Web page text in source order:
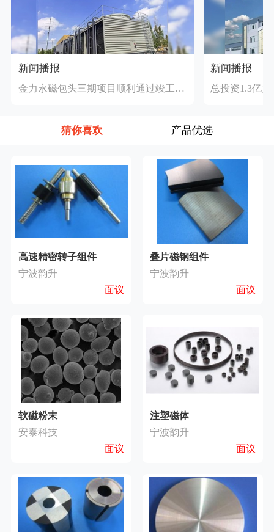
新闻播报
金力永磁包头三期项目顺利通过竣工验收
新闻播报
猜你喜欢 产品优选
高速精密转子组件
宁波韵升
面议
叠片磁钢组件
宁波韵升
面议
软磁粉末
安泰科技
面议
注塑磁体
宁波韵升
面议